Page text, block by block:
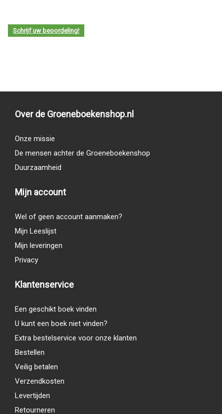
Schrijf uw beoordeling!
Over de Groeneboekenshop.nl
Onze missie
De mensen achter de Groeneboekenshop
Duurzaamheid
Mijn account
Wel of geen account aanmaken?
Mijn Leeslijst
Mijn leveringen
Privacy
Klantenservice
Een geschikt boek vinden
U kunt een boek niet vinden?
Extra bestelservice voor onze klanten
Bestellen
Veilig betalen
Verzendkosten
Levertijden
Retourneren